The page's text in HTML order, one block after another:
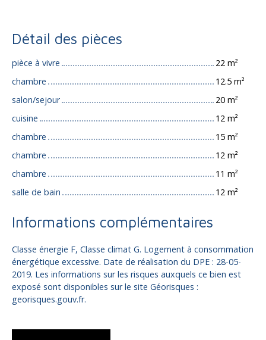
Détail des pièces
pièce à vivre
22 m²
chambre
12.5 m²
salon/sejour
20 m²
cuisine
12 m²
chambre
15 m²
chambre
12 m²
chambre
11 m²
salle de bain
12 m²
Informations complémentaires
Classe énergie F, Classe climat G. Logement à consommation
énergétique excessive. Date de réalisation du DPE : 28-05-
2019. Les informations sur les risques auxquels ce bien est
exposé sont disponibles sur le site Géorisques :
georisques.gouv.fr.